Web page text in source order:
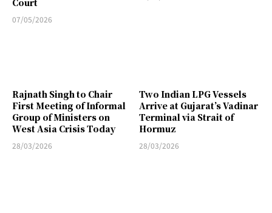
Court
07/05/2026
Rajnath Singh to Chair
First Meeting of Informal
Group of Ministers on
West Asia Crisis Today
28/03/2026
Two Indian LPG Vessels
Arrive at Gujarat’s Vadinar
Terminal via Strait of
Hormuz
28/03/2026